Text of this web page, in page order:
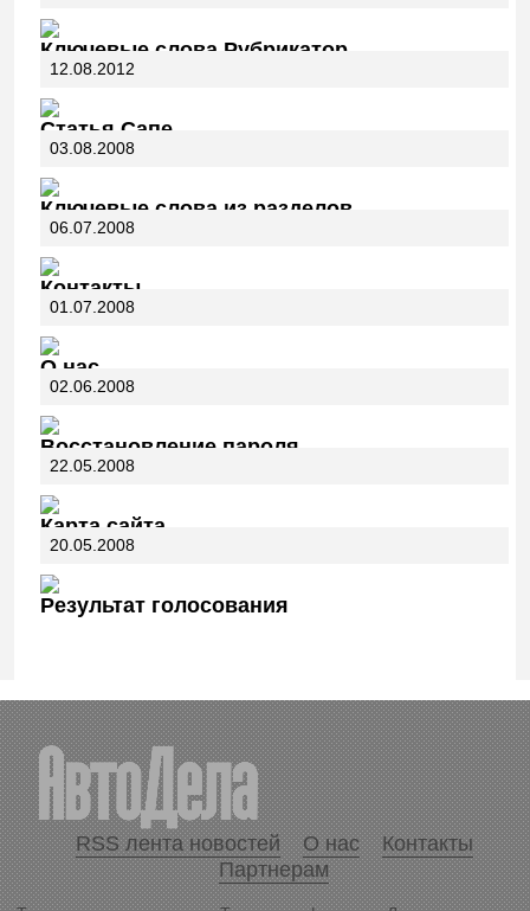
Ключевые слова Рубрикатор
12.08.2012
Статья Сапе
03.08.2008
Ключевые слова из разделов
06.07.2008
Контакты
01.07.2008
О нас
02.06.2008
Восстановление пароля
22.05.2008
Карта сайта
20.05.2008
Результат голосования
RSS лента новостей О нас
Контакты
Партнерам